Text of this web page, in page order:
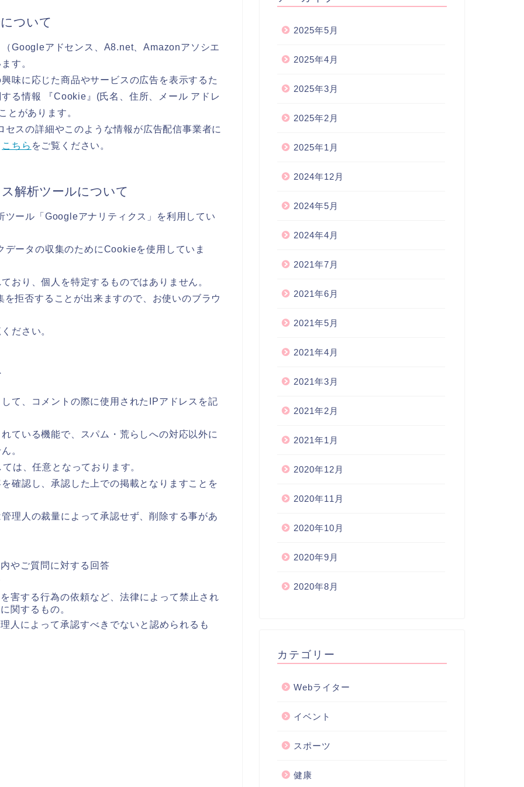
ついて
Googleアドセンス、A8.net、Amazonアソシエ
す。
味に応じた商品やサービスの広告を表示するた
る情報 『Cookie』(氏名、住所、メール アドレ
とがあります。
スの詳細やこのような情報が広告配信事業者に
こちら をご覧ください。
解析ツールについて
ール「Googleアナリティクス」を利用してい
ータの収集のためにCookieを使用していま
おり、個人を特定するものではありません。
拒否することが出来ますので、お使いのブラウ
ださい。
て、コメントの際に使用されたIPアドレスを記
ている機能で、スパム・荒らしへの対応以外に
。
は、任意となっております。
確認し、承認した上での掲載となりますことを
理人の裁量によって承認せず、削除する事があ
やご質問に対する回答
害する行為の依頼など、法律によって禁止され
関するもの。
人によって承認すべきでないと認められるも
2025年5月
2025年4月
2025年3月
2025年2月
2025年1月
2024年12月
2024年5月
2024年4月
2021年7月
2021年6月
2021年5月
2021年4月
2021年3月
2021年2月
2021年1月
2020年12月
2020年11月
2020年10月
2020年9月
2020年8月
カテゴリー
Webライター
イベント
スポーツ
健康